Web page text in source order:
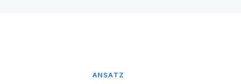
ANSATZ